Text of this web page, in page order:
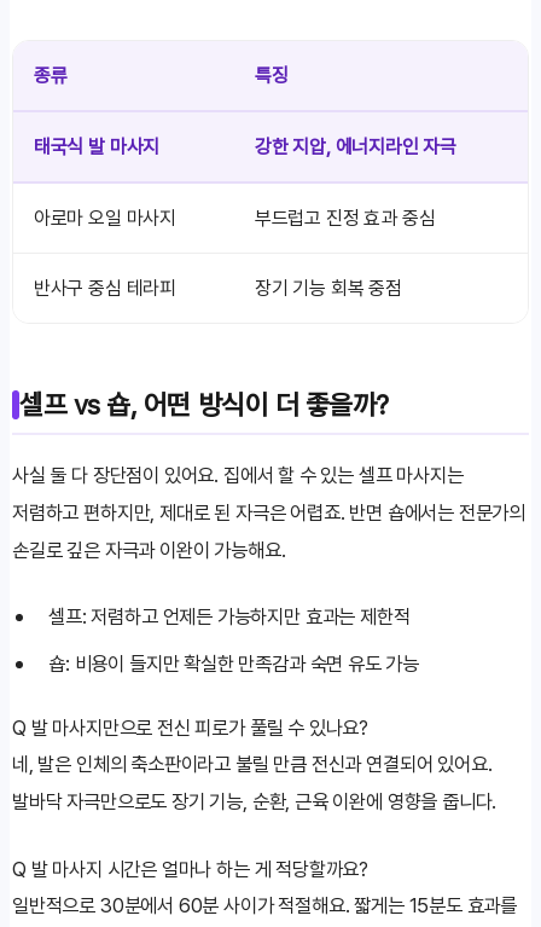
종류 특징
태국식 발 마사지 강한 지압, 에너지라인 자극
아로마 오일 마사지 부드럽고 진정 효과 중심
반사구 중심 테라피 장기 기능 회복 중점
셀프 vs 숍, 어떤 방식이 더 좋을까?
사실 둘 다 장단점이 있어요. 집에서 할 수 있는 셀프 마사지는
저렴하고 편하지만, 제대로 된 자극은 어렵죠. 반면 숍에서는 전문가의
손길로 깊은 자극과 이완이 가능해요.
셀프: 저렴하고 언제든 가능하지만 효과는 제한적
숍: 비용이 들지만 확실한 만족감과 숙면 유도 가능
Q 발 마사지만으로 전신 피로가 풀릴 수 있나요?
네, 발은 인체의 축소판이라고 불릴 만큼 전신과 연결되어 있어요.
발바닥 자극만으로도 장기 기능, 순환, 근육 이완에 영향을 줍니다.
Q 발 마사지 시간은 얼마나 하는 게 적당할까요?
일반적으로 30분에서 60분 사이가 적절해요. 짧게는 15분도 효과를